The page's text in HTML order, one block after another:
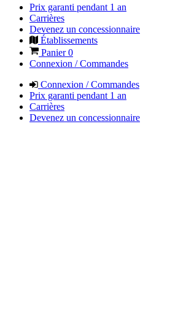
Prix garanti pendant 1 an
Carrières
Devenez un concessionnaire
Établissements
Panier0
Connexion / Commandes
Connexion / Commandes
Prix garanti pendant 1 an
Carrières
Devenez un concessionnaire